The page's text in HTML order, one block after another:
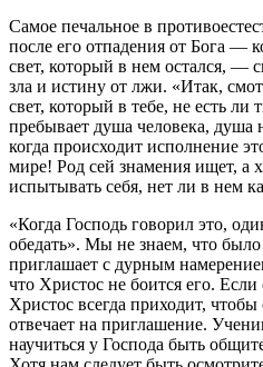
Самое печальное в
после его отпадения от Бога —
свет, который в нем остался, —
зла и истину от лжи. «Итак,
свет, который в тебе, не есть
пребывает душа человека, душа
когда происходит исполнение
мире! Род сей знамения ищет, а
испытывать себя, нет ли в нем
«Когда Господь говорил это,
обедать». Мы не знаем, что
приглашает с дурным
что Христос не боится его.
Христос всегда приходит,
отвечает на приглашение.
научиться у Господа быть